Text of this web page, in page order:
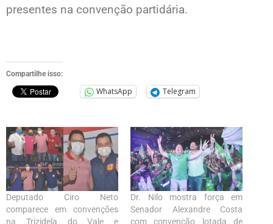
presentes na convenção partidária.
Compartilhe isso:
WhatsApp Telegram
Deputado Ciro Neto
comparece em convenções
na Trizidela do Vale e
Dr. Nilo mostra força em
Senador Alexandre Costa
com convenção lotada de